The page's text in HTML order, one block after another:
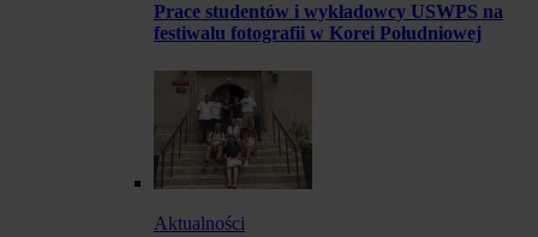
Prace studentów i wykładowcy USWPS na
festiwalu fotografii w Korei Południowej
Aktualności